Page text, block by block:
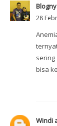
28
bisa
Windi